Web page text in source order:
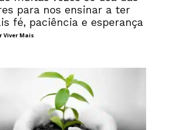
para nos ensinar a ter
fé, paciência e esperança
Viver Mais